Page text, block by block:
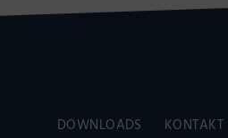
DOWNLOADS KONTAKT